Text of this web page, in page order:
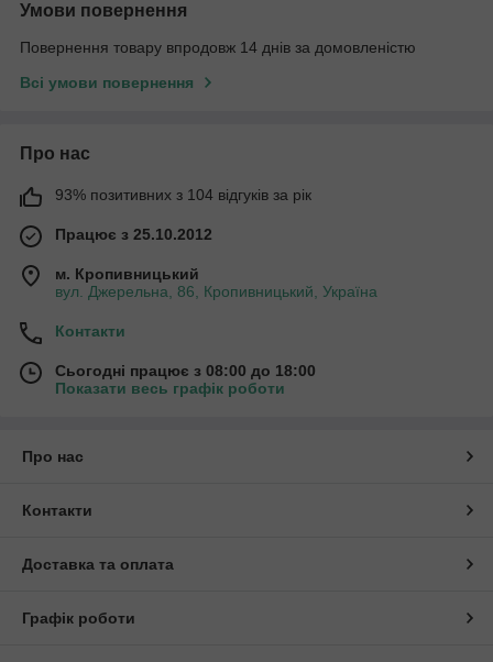
Умови повернення
Повернення товару впродовж 14 днів за домовленістю
Всі умови повернення
Про нас
93% позитивних з 104 відгуків за рік
Працює з 25.10.2012
м. Кропивницький
вул. Джерельна, 86, Кропивницький, Україна
Контакти
Сьогодні працює з 08:00 до 18:00
Показати весь графік роботи
Про нас
Контакти
Доставка та оплата
Графік роботи